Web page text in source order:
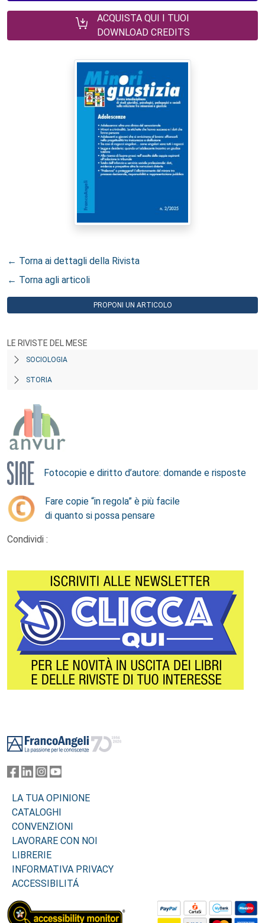
ACQUISTA QUI I TUOI
DOWNLOAD CREDITS
← Torna ai dettagli della Rivista
← Torna agli articoli
PROPONI UN ARTICOLO
LE RIVISTE DEL MESE
SOCIOLOGIA
STORIA
Fotocopie e diritto d’autore: domande e risposte
Fare copie “in regola” è più facile
di quanto si possa pensare
Condividi :
LA TUA OPINIONE
CATALOGHI
CONVENZIONI
LAVORARE CON NOI
LIBRERIE
INFORMATIVA PRIVACY
ACCESSIBILITÁ